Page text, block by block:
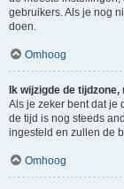
gebruikers. Als je nog
doen.
Omhoog
Ik wijzigde de
Als je zeker bent dat je
de tijd is nog steeds
ingesteld en zullen de
Omhoog